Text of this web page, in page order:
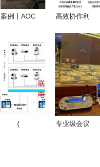
案例丨AOC
力宁波旭升
股份，赋能
智能制造！
高效协作利
HHT-HQ-Ⅲ
1.5U多方电
话会议系统
全面解析
{
专业级会议